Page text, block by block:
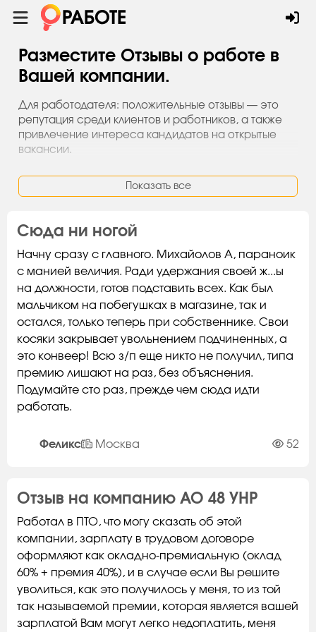
Разместите Отзывы о работе в
Вашей компании.
Для работодателя: положительные отзывы — это
репутация среди клиентов и работников, а также
привлечение интереса кандидатов на открытые
вакансии.
Для соискателя: объективные отзывы бывших
сотрудников — помощь в принятии решения в
Показать все
Сюда ни ногой
Начну сразу с главного. Михайолов А, параноик
с манией величия. Ради удержания своей ж...ы
на должности, готов подставить всех. Как был
мальчиком на побегушках в магазине, так и
остался, только теперь при собственнике. Свои
косяки закрывает увольнением подчиненных, а
это конвеер! Всю з/п еще никто не получил, типа
премию лишают на раз, без объяснения.
Подумайте сто раз, прежде чем сюда идти
работать.
Феликс Москва 52
Отзыв на компанию АО 48 УНР
Работал в ПТО, что могу сказать об этой
компании, зарплату в трудовом договоре
оформляют как окладно-премиальную (оклад
60% + премия 40%), и в случае если Вы решите
уволиться, как это получилось у меня, то из той
так называемой премии, которая является вашей
зарплатой Вам могут легко недоплатить, меня